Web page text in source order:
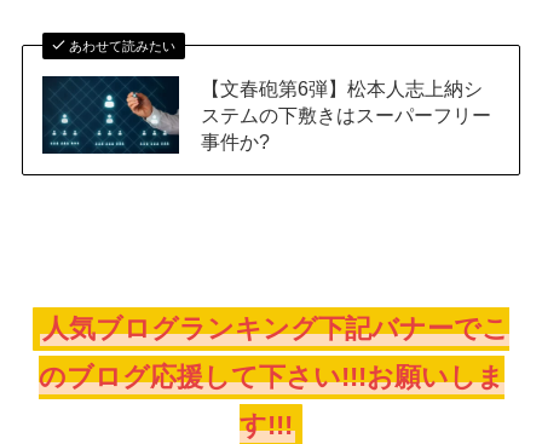
あわせて読みたい
【文春砲第6弾】松本人志上納シ
ステムの下敷きはスーパーフリー
事件か?
人気ブログランキング下記バナーでこ
のブログ応援して下さい!!!お願いしま
す!!!